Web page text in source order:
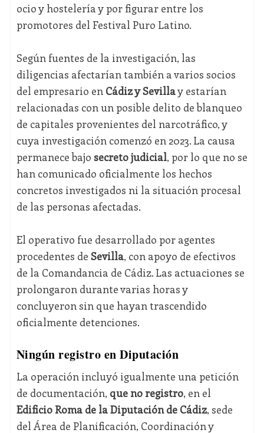
ocio y hostelería y por figurar entre los
promotores del Festival Puro Latino.
Según fuentes de la investigación, las
diligencias afectarían también a varios socios
del empresario en Cádiz y Sevillay estarían
relacionadas con un posible delito de blanqueo
de capitales provenientes del narcotráfico, y
cuya investigación comenzó en 2023. La causa
permanece bajo secreto judicial, por lo que no se
han comunicado oficialmente los hechos
concretos investigados ni la situación procesal
de las personas afectadas.
El operativo fue desarrollado por agentes
procedentes de Sevilla, con apoyo de efectivos
de la Comandancia de Cádiz. Las actuaciones se
prolongaron durante varias horas y
concluyeron sin que hayan trascendido
oficialmente detenciones.
Ningún registro en Diputación
La operación incluyó igualmente una petición
de documentación, que no registro, en el
Edificio Roma de la Diputación de Cádiz, sede
del Área de Planificación, Coordinación y